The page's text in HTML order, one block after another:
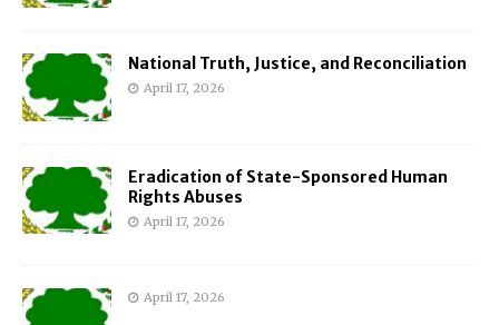
National Truth, Justice, and Reconciliation
April 17, 2026
Eradication of State-Sponsored Human
Rights Abuses
April 17, 2026
April 17, 2026